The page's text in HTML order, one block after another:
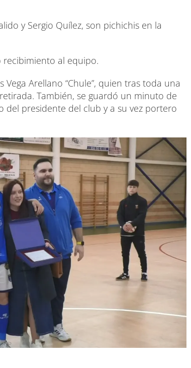
y Sergio Quílez, son pichichis en la
al equipo.
Arellano “Chule”, quien tras toda una
También, se guardó un minuto de
presidente del club y a su vez portero